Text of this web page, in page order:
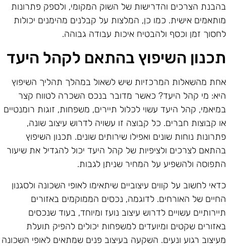
הצרכים והדרישות של השוק המקומי, ולספק פתרונות
אישית. כמו כן, המלצות על קבלנים מהימנים יכולות
זמן וכסף ולהבטיח איכות עבודה גבוהה.
השיפוץ בהתאם לקהל היעד
מהשאלות המרכזיות שיש לשאול במהלך תהליך השיפוץ
מי קהל היעד? כאשר מדובר בנכס השכרה לטווח קצר
קהל היעד עשוי לכלול תיירים, משפחות, זוגות רומנטיים
קבוצות חברים. כל קבוצה זו עשויה לדרוש עיצוב שונה,
נוחות שונים ואפילו שירותים שונים. תכנון השיפוץ
לצרכים ולציפיות של קהל היעד יכול להגדיל את שיעור
ולהשפיע על המחיר שניתן לגבות.
לחשוב על קווים עיצוביים שיתאימו לאופי השכונה ולסגנון
של האורחים. לדוגמה, נכסים הממוקמים באזורים
עשויים לדרוש עיצוב נועז ומיוחד, בעוד שנכסים
שקטים ומיועדים למשפחות יכולים להפיק תועלת
רגוע ונעים. השקעה בעיצוב פנים שמתאים לאופי השכונה